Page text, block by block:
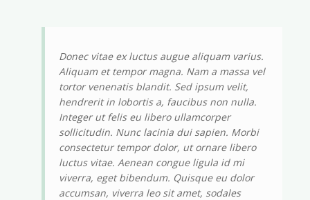
Donec vitae ex luctus augue aliquam varius.
Aliquam et tempor magna. Nam a massa vel
tortor venenatis blandit. Sed ipsum velit,
hendrerit in lobortis a, faucibus non nulla.
Integer ut felis eu libero ullamcorper
sollicitudin. Nunc lacinia dui sapien. Morbi
consectetur tempor dolor, ut ornare libero
luctus vitae. Aenean congue ligula id mi
viverra, eget bibendum. Quisque eu dolor
accumsan, viverra leo sit amet, sodales